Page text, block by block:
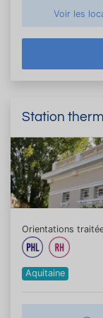
Voir les
Station
Orientations
Aquitaine